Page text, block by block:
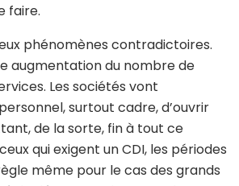
faire.
phénomènes contradictoires.
augmentation du nombre de
Les sociétés vont
surtout cadre, d’ouvrir
de la sorte, fin à tout ce
qui exigent un CDI, les périodes
même pour le cas des grands